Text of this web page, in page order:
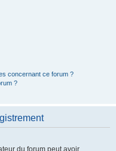
concernant ce forum ?
?
du forum peut avoir